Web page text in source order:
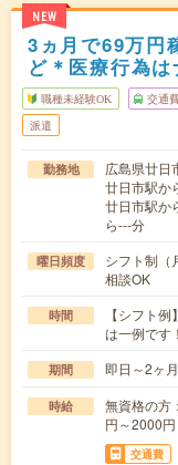
NEW
3ヵ月で69万円
ど＊医療行為は
職種未経験OK 交通
派遣
勤務地
広島県廿日
廿日市駅か
廿日市駅か
ら---分
曜日頻度
シフト制（
相談OK
時間
【シフト
は一例で
期間 即日～2ヶ
時給
無資格の方
円～2000
交通費